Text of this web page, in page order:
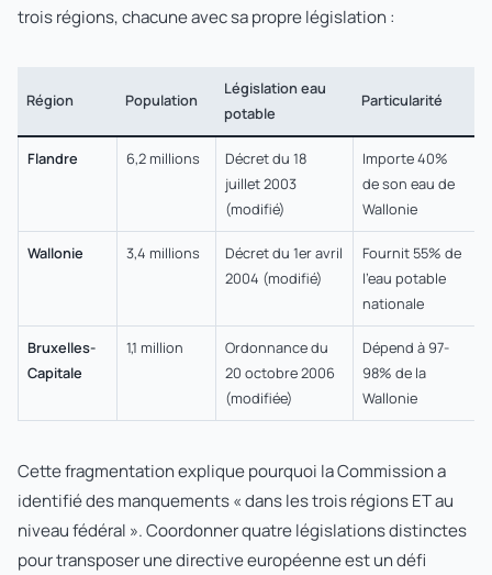
trois régions, chacune avec sa propre législation :
Région Population
Législation eau
potable
Particularité
Flandre 6,2 millions
Décret du 18
juillet 2003
(modifié)
Importe 40%
de son eau de
Wallonie
Wallonie 3,4 millions
Décret du 1er avril
2004 (modifié)
Fournit 55% de
l'eau potable
nationale
Bruxelles-
Capitale
1,1 million
Ordonnance du
20 octobre 2006
(modifiée)
Dépend à 97-
98% de la
Wallonie
Cette fragmentation explique pourquoi la Commission a
identifié des manquements « dans les trois régions ET au
niveau fédéral ». Coordonner quatre législations distinctes
pour transposer une directive européenne est un défi